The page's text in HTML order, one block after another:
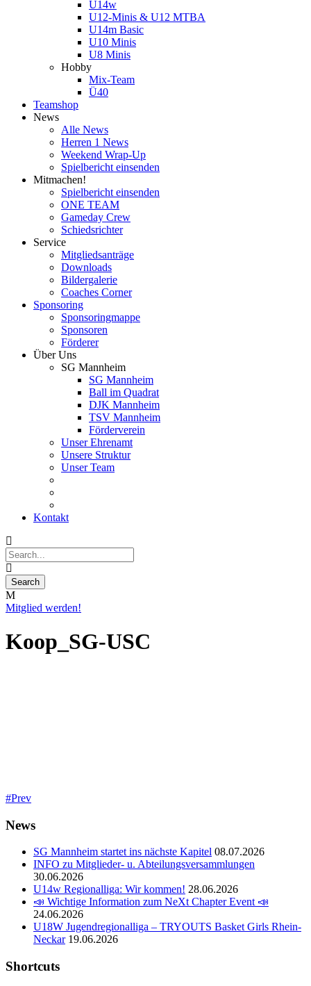
U14w
U12-Minis & U12 MTBA
U14m Basic
U10 Minis
U8 Minis
Hobby
Mix-Team
Ü40
Teamshop
News
Alle News
Herren 1 News
Weekend Wrap-Up
Spielbericht einsenden
Mitmachen!
Spielbericht einsenden
ONE TEAM
Gameday Crew
Schiedsrichter
Service
Mitgliedsanträge
Downloads
Bildergalerie
Coaches Corner
Sponsoring
Sponsoringmappe
Sponsoren
Förderer
Über Uns
SG Mannheim
SG Mannheim
Ball im Quadrat
DJK Mannheim
TSV Mannheim
Förderverein
Unser Ehrenamt
Unsere Struktur
Unser Team
Kontakt
Mitglied werden!
Koop_SG-USC
Prev
News
SG Mannheim startet ins nächste Kapitel 08.07.2026
INFO zu Mitglieder- u. Abteilungsversammlungen
30.06.2026
U14w Regionalliga: Wir kommen! 28.06.2026
📣 Wichtige Information zum NeXt Chapter Event 📣
24.06.2026
U18W Jugendregionalliga – TRYOUTS Basket Girls Rhein-
Neckar 19.06.2026
Shortcuts